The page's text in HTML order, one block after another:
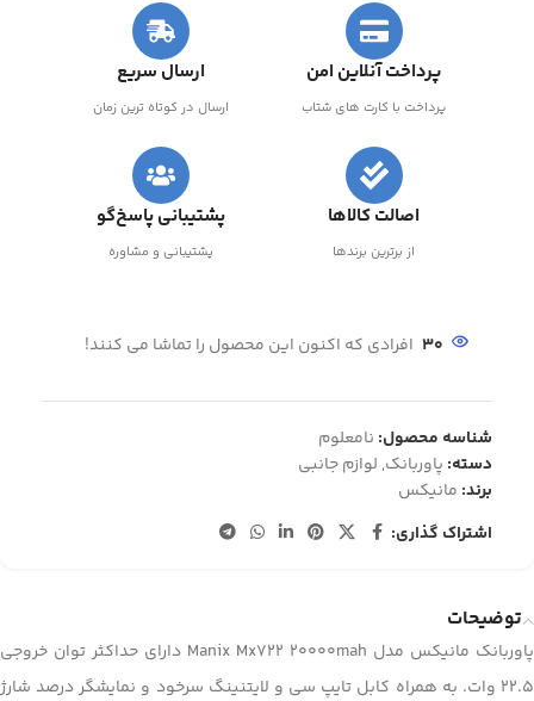
پرداخت آنلاین امن
پرداخت با کارت های شتاب
ارسال سریع
ارسال در کوتاه ترین زمان
اصالت کالاها
از برترین برندها
پشتیبانی پاسخ‌گو
پشتیبانی و مشاوره
30 افرادی که اکنون این محصول را تماشا می کنند!
شناسه محصول: نامعلوم
دسته: پاوربانک, لوازم جانبی
برند: مانیکس
اشتراک گذاری:
توضیحات
پاوربانک مانیکس مدل Manix Mx722 20000mah دارای حداکثر توان خروجی
22.5 وات. به همراه کابل تایپ سی و لایتنینگ سرخود و نمایشگر درصد شارژ